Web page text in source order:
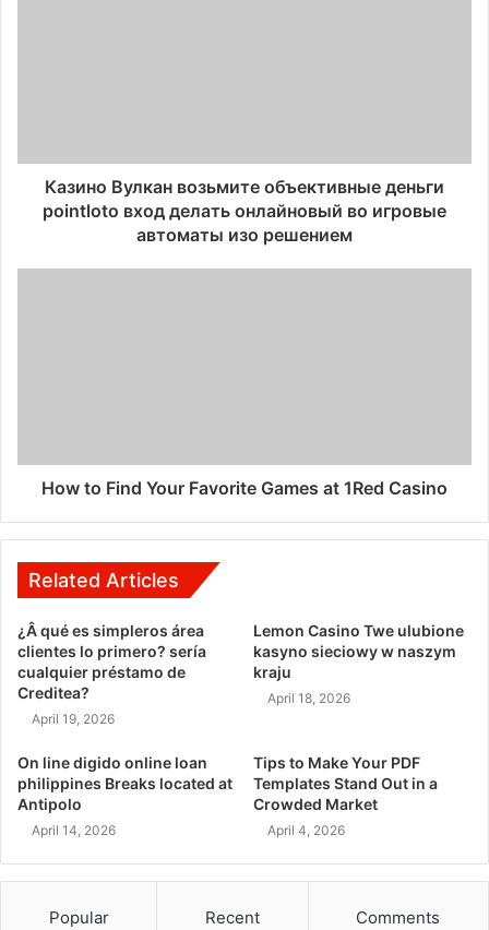
Казино Вулкан возьмите объективные деньги
pointloto вход делать онлайновый во игровые
автоматы изо решением
How to Find Your Favorite Games at 1Red Casino
Related Articles
¿Â qué es simpleros área
clientes lo primero? serí­a
cualquier préstamo de
Creditea?
April 19, 2026
Lemon Casino Twe ulubione
kasyno sieciowy w naszym
kraju
April 18, 2026
On line digido online loan
philippines Breaks located at
Antipolo
April 14, 2026
Tips to Make Your PDF
Templates Stand Out in a
Crowded Market
April 4, 2026
Popular Recent Comments